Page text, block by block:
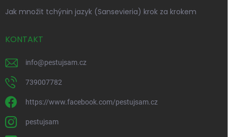
Jak množit tchýnin jazyk (Sansevieria) krok za krokem
KONTAKT
info@pestujsam.cz
739007782
https://www.facebook.com/pestujsam.cz
pestujsam